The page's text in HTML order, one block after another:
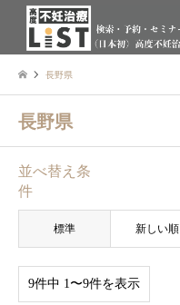
長野県
長野県
並べ替え条
件
標準 新しい順
9件中 1〜9件を表示